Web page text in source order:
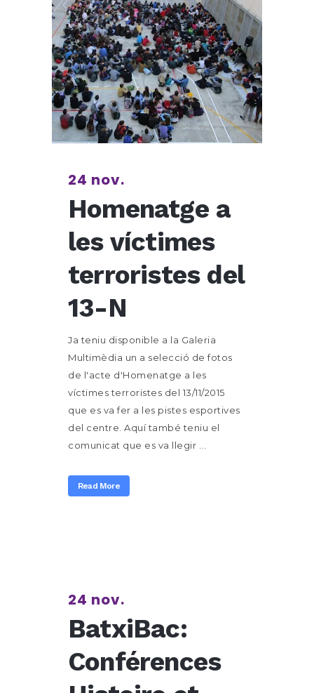
24 nov.
Homenatge a
les víctimes
terroristes del
13-N
Ja teniu disponible a la Galeria
Multimèdia un a selecció de fotos
de l'acte d'Homenatge a les
víctimes terroristes del 13/11/2015
que es va fer a les pistes esportives
del centre. Aquí també teniu el
comunicat que es va llegir ...
Read More
24 nov.
BatxiBac:
Conférences